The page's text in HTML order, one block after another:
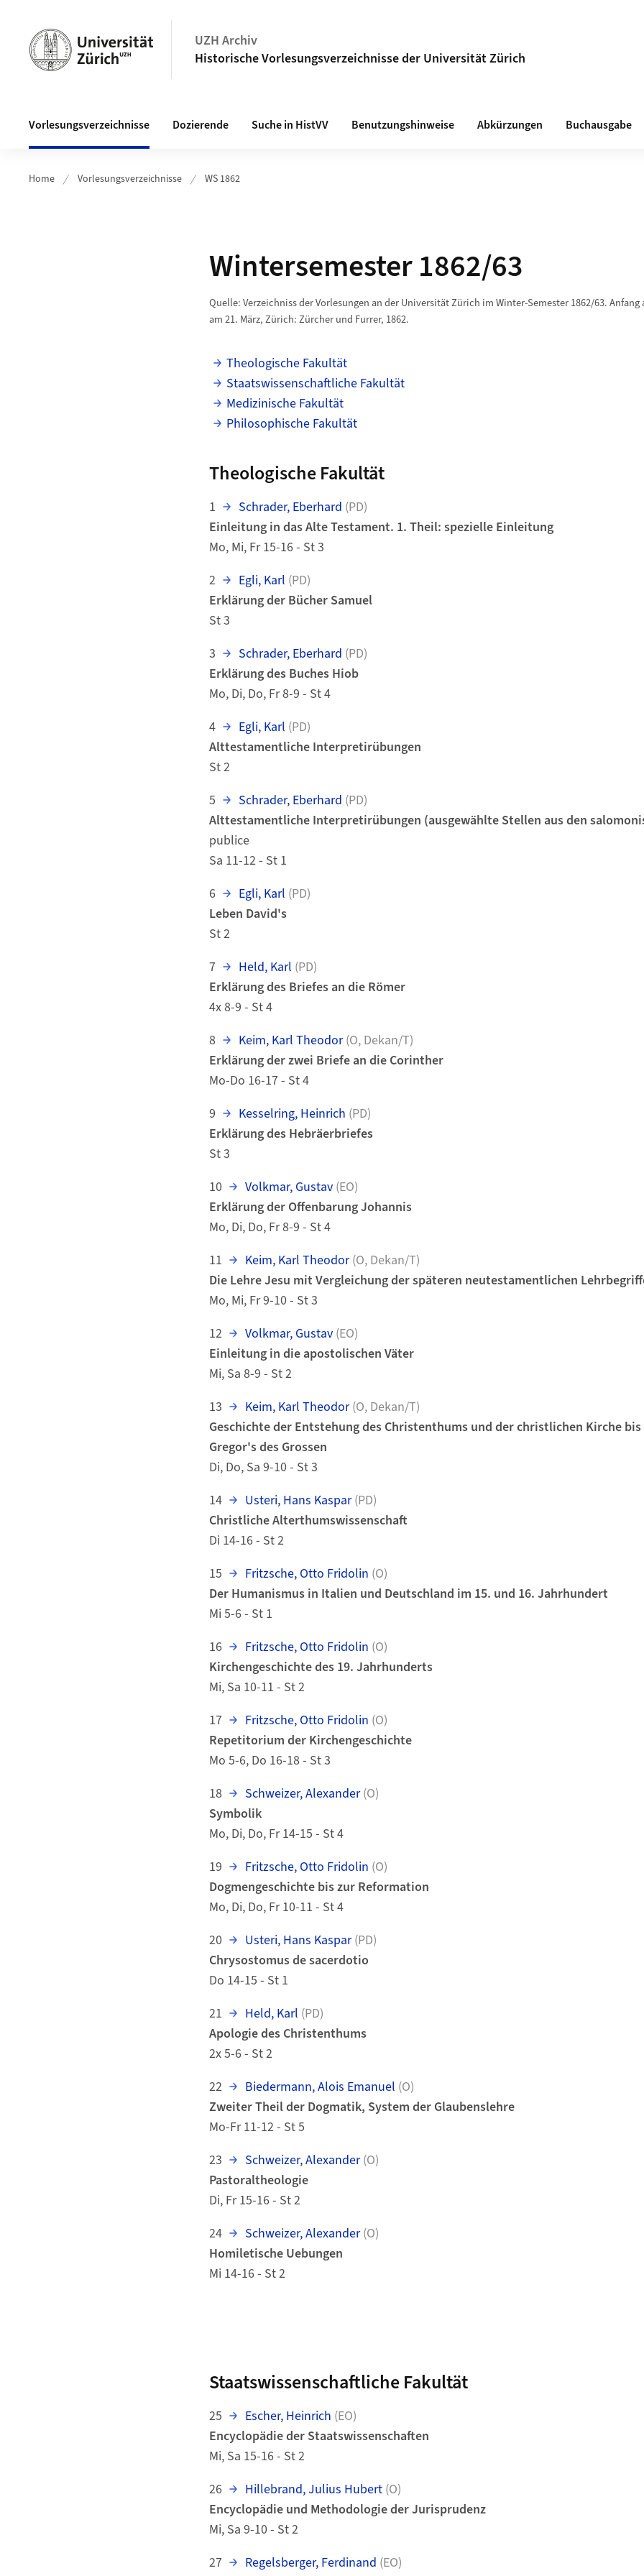
UZH Archiv
Historische Vorlesungsverzeichnisse der Universität Zürich
Vorlesungsverzeichnisse Dozierende Suche in HistVV Benutzungshinweise Abkürzungen Buchausgabe
Home Vorlesungsverzeichnisse WS 1862
Wintersemester 1862/63
Quelle: Verzeichniss der Vorlesungen an der Universität Zürich im Winter-Semester 1862/63. Anfang
am 21. März, Zürich: Zürcher und Furrer, 1862.
Theologische Fakultät
Staatswissenschaftliche Fakultät
Medizinische Fakultät
Philosophische Fakultät
Theologische Fakultät
1 Schrader, Eberhard (PD)
Einleitung in das Alte Testament. 1. Theil: spezielle Einleitung
Mo, Mi, Fr 15-16 - St 3
2
Egli, Karl (PD)
Erklärung der Bücher Samuel
St 3
3
Schrader, Eberhard (PD)
Erklärung des Buches Hiob
Mo, Di, Do, Fr 8-9 - St 4
4
Egli, Karl (PD)
Alttestamentliche Interpretirübungen
St 2
5
Schrader, Eberhard (PD)
Alttestamentliche Interpretirübungen (ausgewählte Stellen aus den
publice
Sa 11-12 - St 1
6
Egli, Karl (PD)
Leben David's
St 2
7
Held, Karl (PD)
Erklärung des Briefes an die Römer
4x 8-9 - St 4
8
Keim, Karl Theodor (O, Dekan/T)
Erklärung der zwei Briefe an die Corinther
Mo-Do 16-17 - St 4
9
Kesselring, Heinrich (PD)
Erklärung des Hebräerbriefes
St 3
10
Volkmar, Gustav (EO)
Erklärung der Offenbarung Johannis
Mo, Di, Do, Fr 8-9 - St 4
11
Keim, Karl Theodor (O, Dekan/T)
Die Lehre Jesu mit Vergleichung der späteren neutestamentlichen
Mo, Mi, Fr 9-10 - St 3
12
Volkmar, Gustav (EO)
Einleitung in die apostolischen Väter
Mi, Sa 8-9 - St 2
13
Keim, Karl Theodor (O, Dekan/T)
Geschichte der Entstehung des Christenthums und der christlichen Kirche
Gregor's des Grossen
Di, Do, Sa 9-10 - St 3
14
Usteri, Hans Kaspar (PD)
Christliche Alterthumswissenschaft
Di 14-16 - St 2
15
Fritzsche, Otto Fridolin (O)
Der Humanismus in Italien und Deutschland im 15. und 16. Jahrhundert
Mi 5-6 - St 1
16
Fritzsche, Otto Fridolin (O)
Kirchengeschichte des 19. Jahrhunderts
Mi, Sa 10-11 - St 2
17
Fritzsche, Otto Fridolin (O)
Repetitorium der Kirchengeschichte
Mo 5-6, Do 16-18 - St 3
18
Schweizer, Alexander (O)
Symbolik
Mo, Di, Do, Fr 14-15 - St 4
19
Fritzsche, Otto Fridolin (O)
Dogmengeschichte bis zur Reformation
Mo, Di, Do, Fr 10-11 - St 4
20
Usteri, Hans Kaspar (PD)
Chrysostomus de sacerdotio
Do 14-15 - St 1
21
Held, Karl (PD)
Apologie des Christenthums
2x 5-6 - St 2
22
Biedermann, Alois Emanuel (O)
Zweiter Theil der Dogmatik, System der Glaubenslehre
Mo-Fr 11-12 - St 5
23
Schweizer, Alexander (O)
Pastoraltheologie
Di, Fr 15-16 - St 2
24
Schweizer, Alexander (O)
Homiletische Uebungen
Mi 14-16 - St 2
Staatswissenschaftliche Fakultät
25 Escher, Heinrich (EO)
Encyclopädie der Staatswissenschaften
Mi, Sa 15-16 - St 2
26
Hillebrand, Julius Hubert (O)
Encyclopädie und Methodologie der Jurisprudenz
Mi, Sa 9-10 - St 2
27
Regelsberger, Ferdinand (EO)